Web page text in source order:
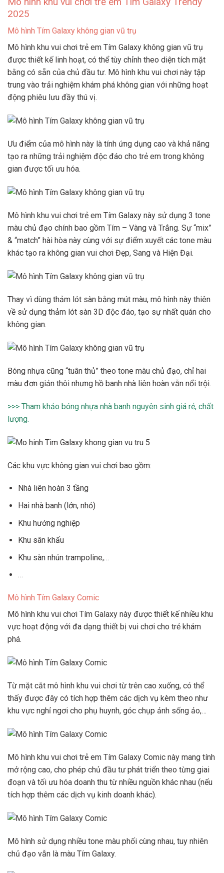
2025
Mô hình Tím Galaxy không gian vũ trụ
Mô hình khu vui chơi trẻ em Tím Galaxy không gian vũ trụ
được thiết kế linh hoạt, có thể tùy chỉnh theo diện tích mặt
bằng có sẵn của chủ đầu tư. Mô hình khu vui chơi này tập
trung vào trải nghiệm khám phá không gian với những hoạt
động phiêu lưu đầy thú vị.
Ưu điểm của mô hình này là tính ứng dụng cao và khả năng
tạo ra những trải nghiệm độc đáo cho trẻ em trong không
gian được tối ưu hóa.
Mô hình khu vui chơi trẻ em Tím Galaxy này sử dụng 3 tone
màu chủ đạo chính bao gồm Tím – Vàng và Trắng. Sự “mix”
& “match” hài hòa này cùng với sự điểm xuyết các tone màu
khác tạo ra không gian vui chơi Đẹp, Sang và Hiện Đại.
Thay vì dùng thảm lót sàn bằng mút màu, mô hình này thiên
về sử dụng thảm lót sàn 3D độc đáo, tạo sự nhất quán cho
không gian.
Bóng nhựa cũng “tuân thủ” theo tone màu chủ đạo, chỉ hai
màu đơn giản thôi nhưng hồ banh nhà liên hoàn vẫn nổi trội.
>>> Tham khảo bóng nhựa nhà banh nguyên sinh giá rẻ, chất
lượng.
Các khu vực không gian vui chơi bao gồm:
Nhà liên hoàn 3 tầng
Hai nhà banh (lớn, nhỏ)
Khu hướng nghiệp
Khu sân khấu
Khu sàn nhún trampoline,…
…
Mô hình Tím Galaxy Comic
Mô hình khu vui chơi Tím Galaxy này được thiết kế nhiều khu
vực hoạt động với đa dạng thiết bị vui chơi cho trẻ khám
phá.
Từ mặt cắt mô hình khu vui chơi từ trên cao xuống, có thể
thấy được đây có tích hợp thêm các dịch vụ kèm theo như
khu vực nghỉ ngơi cho phụ huynh, góc chụp ảnh sống ảo,…
Mô hình khu vui chơi trẻ em Tím Galaxy Comic này mang tính
mở rộng cao, cho phép chủ đầu tư phát triển theo từng giai
đoạn và tối ưu hóa doanh thu từ nhiều nguồn khác nhau (nếu
tích hợp thêm các dịch vụ kinh doanh khác).
Mô hình sử dụng nhiều tone màu phối cùng nhau, tuy nhiên
chủ đạo vẫn là màu Tím Galaxy.